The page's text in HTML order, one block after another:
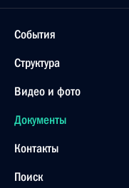
События
Структура
Видео и фото
Документы
Контакты
Поиск